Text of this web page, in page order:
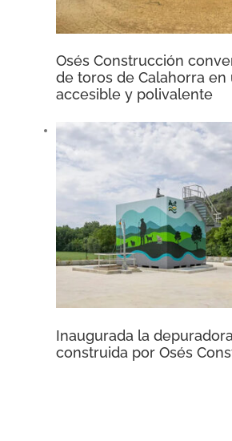
Osés Construcción
de toros de Calahorra en
accesible y polivalente
Inaugurada la
construida por Osés